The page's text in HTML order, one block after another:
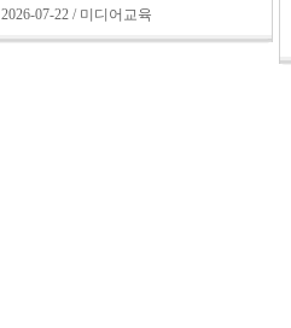
2026-07-22 / 미디어교육